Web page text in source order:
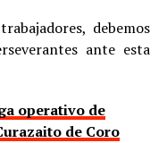
debemos
ante esta
operativo de
de Coro